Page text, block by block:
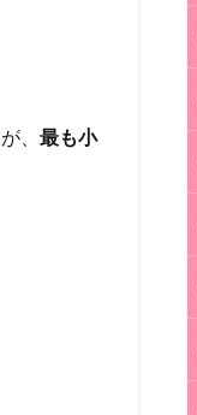
が、 最も小